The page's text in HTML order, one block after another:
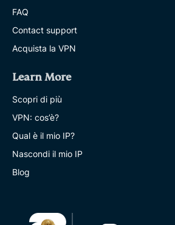
FAQ
Contact support
Acquista la VPN
Learn More
Scopri di più
VPN: cos’è?
Qual è il mio IP?
Nascondi il mio IP
Blog